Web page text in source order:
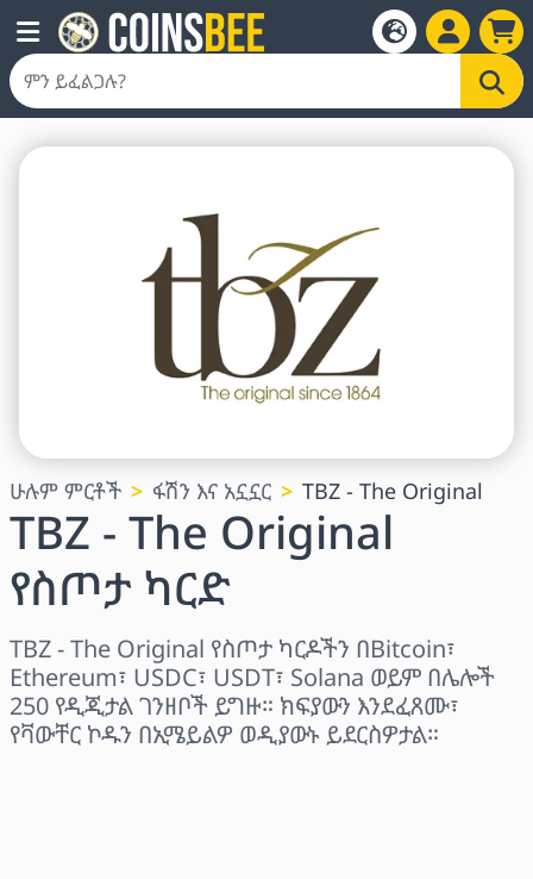
ሁሉም ምርቶች ፋሽን እና አኗኗር TBZ - The Original
TBZ - The Original
የስጦታ ካርድ
TBZ - The Original የስጦታ ካርዶችን በBitcoin፣
Ethereum፣ USDC፣ USDT፣ Solana ወይም በሌሎች
250 የዲጂታል ገንዘቦች ይግዙ። ክፍያውን እንደፈጸሙ፣
የቫውቸር ኮዱን በኢሜይልዎ ወዲያውኑ ይደርስዎታል።